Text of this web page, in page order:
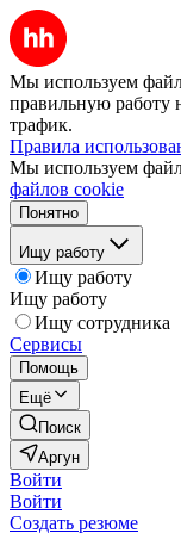
Мы используем
правильную работу
трафик.
Правила
Мы используем
файлов cookie
Понятно
Ищу работу
Ищу работу
Ищу работу
Ищу сотрудника
Сервисы
Помощь
Ещё
Поиск
Аргун
Войти
Войти
Создать резюме